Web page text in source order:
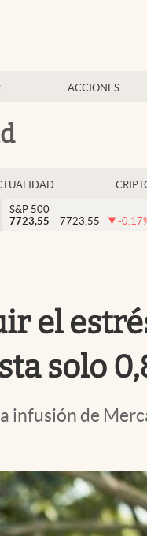
ACCIONES
S&P 500
7723,55
7723,55 -0.17
el
solo
infusión de